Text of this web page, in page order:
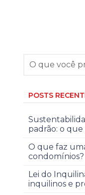
POSTS
padrão: o
O que faz
condomínios?
Lei do
inquilinos e